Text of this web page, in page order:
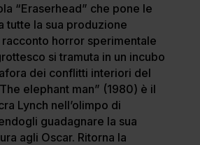
“Eraserhead” che pone le
tutte la sua produzione
racconto horror sperimentale
si tramuta in un incubo
dei conflitti interiori del
elephant man” (1980) è il
Lynch nell’olimpo di
guadagnare la sua
agli Oscar. Ritorna la